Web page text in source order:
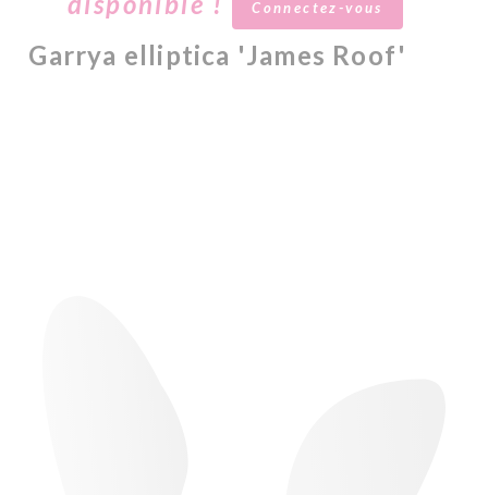
Connectez-vous
Garrya elliptica 'James Roof'